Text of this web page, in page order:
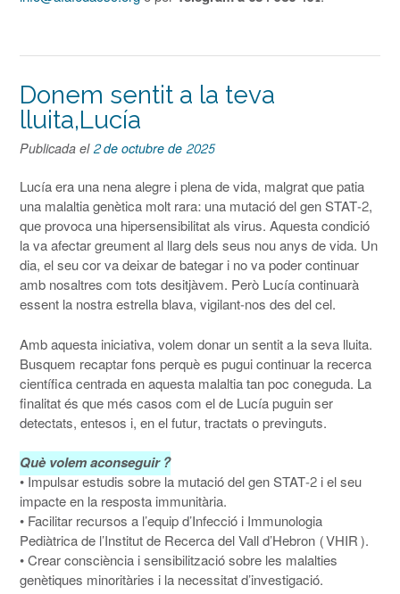
Donem sentit a la teva
lluita,Lucía
Publicada el2 de octubre de 2025
Lucía era una nena alegre i plena de vida, malgrat que patia
una malaltia genètica molt rara: una mutació del gen STAT-2,
queprovoca una hipersensibilitat als virus. Aquesta condició
la va afectar greument al llarg dels seus nou anys de vida. Un
dia, el seu cor va deixar de bategar i no va poder continuar
amb nosaltres com tots desitjàvem. Però Lucía continuarà
essent la nostra estrella blava, vigilant-nos des del cel.
Amb aquesta iniciativa, volem donar un sentit a la seva lluita.
Busquem recaptar fons perquè es pugui continuar la recerca
científica centrada en aquesta malaltia tan poc coneguda. La
finalitat és que més casos com el de Lucía puguin ser
detectats, entesos i, en el futur, tractats o previnguts.
Què volem aconseguir?
• Impulsar estudis sobre la mutació del gen STAT-2 i el seu
impacte en la resposta immunitària.
• Facilitar recursos a l’equip d’Infecció i Immunologia
Pediàtrica de l’Institut de Recerca del Vall d’Hebron (VHIR).
• Crear consciència i sensibilització sobre les malalties
genètiques minoritàries i la necessitat d’investigació.